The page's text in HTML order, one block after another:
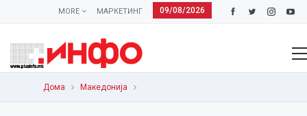
09/08/2026
МАРКЕТИНГ
MORE
Дома Македонија